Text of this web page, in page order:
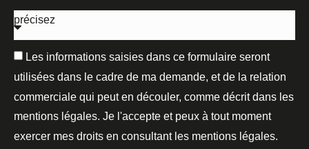
Les informations saisies dans ce formulaire seront
utilisées dans le cadre de ma demande, et de la relation
commerciale qui peut en découler, comme décrit dans les
mentions légales. Je l'accepte et peux à tout moment
exercer mes droits en consultant les mentions légales.